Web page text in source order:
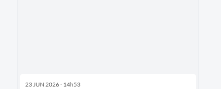
23 JUN 2026 - 14h53